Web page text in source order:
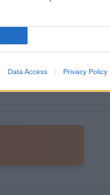
Data Access Privacy Policy
della pelle dopo
nel fornire risultati
una crema di alta
ideale per te.